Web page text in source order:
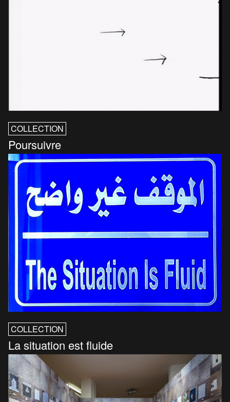
COLLECTION
Poursuivre
COLLECTION
La situation est fluide